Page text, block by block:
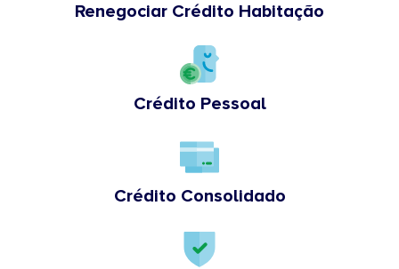
Renegociar Crédito Habitação
Crédito Pessoal
Crédito Consolidado